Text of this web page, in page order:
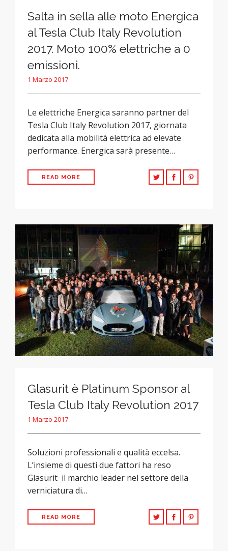
Salta in sella alle moto Energica
al Tesla Club Italy Revolution
2017. Moto 100% elettriche a 0
emissioni.
1 Marzo 2017
Le elettriche Energica saranno partner del
Tesla Club Italy Revolution 2017, giornata
dedicata alla mobilità elettrica ad elevate
performance. Energica sarà presente…
READ MORE
Glasurit è Platinum Sponsor al
Tesla Club Italy Revolution 2017
1 Marzo 2017
Soluzioni professionali e qualità eccelsa.
L’insieme di questi due fattori ha reso
Glasurit il marchio leader nel settore della
verniciatura di…
READ MORE